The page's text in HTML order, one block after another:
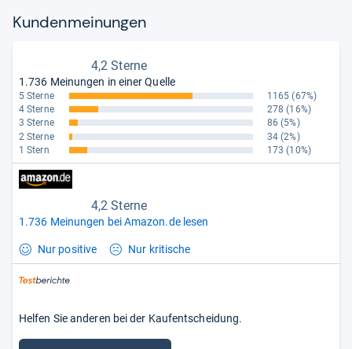
Kun­den­mei­nun­gen
4,2 Sterne
1.736 Meinungen in einer Quelle
5 Sterne 1165 (67%)
4 Sterne
278 (16%)
3 Sterne
86 (5%)
2 Sterne
34 (2%)
1 Stern
173 (10%)
4,2 Sterne
1.736 Meinungen bei Amazon.de lesen
Nur positive Nur kritische
Helfen Sie anderen bei der Kaufentscheidung.